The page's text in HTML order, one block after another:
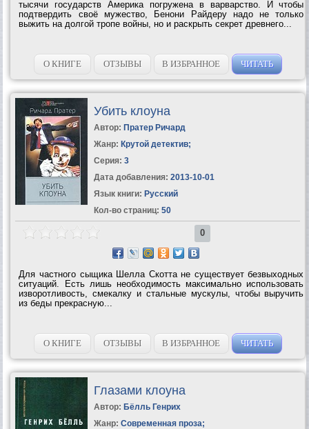
тысячи государств Америка погружена в варварство. И чтобы
подтвердить своё мужество, Бенони Райдеру надо не только
выжить на долгой тропе войны, но и раскрыть секрет древнего...
О КНИГЕ ОТЗЫВЫ В ИЗБРАННОЕ ЧИТАТЬ
Убить клоуна
Автор: Пратер Ричард
Жанр: Крутой детектив;
Серия: 3
Дата добавления: 2013-10-01
Язык книги: Русский
Кол-во страниц: 50
0
Для частного сыщика Шелла Скотта не существует безвыходных
ситуаций. Есть лишь необходимость максимально использовать
изворотливость, смекалку и стальные мускулы, чтобы выручить
из беды прекрасную...
О КНИГЕ ОТЗЫВЫ В ИЗБРАННОЕ ЧИТАТЬ
Глазами клоуна
Автор: Бёлль Генрих
Жанр: Современная проза;